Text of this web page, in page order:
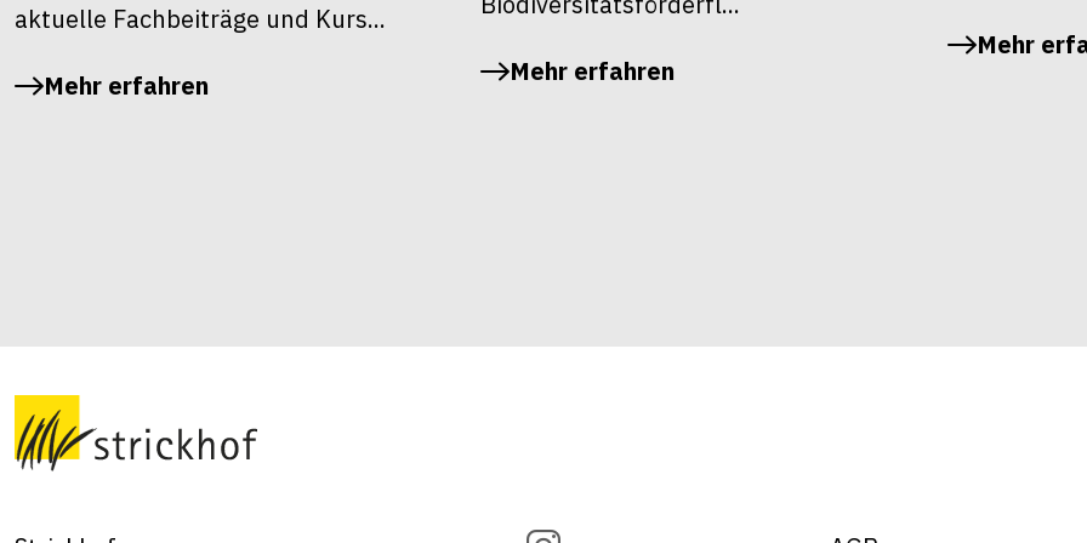
aktuelle Fachbeiträge und Kurs...
Mehr erfahren Mehr erfahren
Mehr